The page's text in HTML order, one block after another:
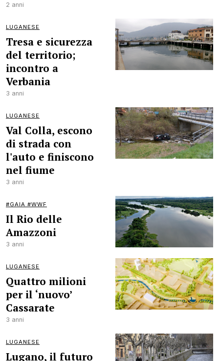
2 anni
LUGANESE
Tresa e sicurezza
del territorio;
incontro a
Verbania
3 anni
LUGANESE
Val Colla, escono
di strada con
l'auto e finiscono
nel fiume
3 anni
#GAIA #WWF
Il Rio delle
Amazzoni
3 anni
LUGANESE
Quattro milioni
per il ‘nuovo’
Cassarate
3 anni
LUGANESE
Lugano, il futuro